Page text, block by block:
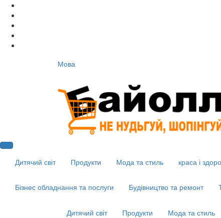
Мова
Дитячий світ Продукти Мода та стиль краса і
Бізнес обладнання та послуги Будівництво та ремонт
Дитячий світ Продукти Мода та стиль